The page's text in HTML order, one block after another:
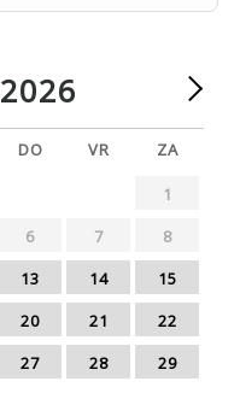
2026
DO VR ZA
1
6 7
8
13 14
15
20 21
22
27 28
29